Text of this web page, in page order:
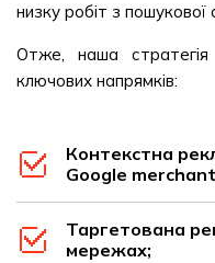
низку робіт з пошукової
Отже, наша
ключових напрямків:
Контекстна
Google
Таргетована
мережах;